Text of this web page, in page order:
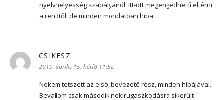
nyelvhelyesség szabályairól. Itt-ott megengedhető eltérni
a rendtől, de minden mondatban hiba.
CSIKESZ
2019. április 15. hétfő 11:52
Nekem tetszett az első, bevezető rész, minden hibájával.
Bevallom csak második nekirugaszkodásra sikerült